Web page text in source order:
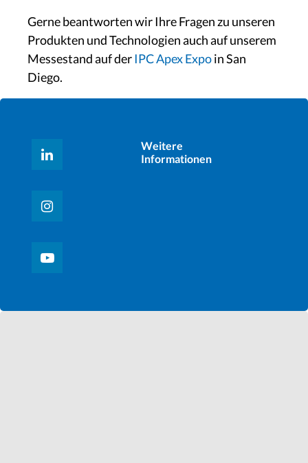
Gerne beantworten wir Ihre Fragen zu unseren
Produkten und Technologien auch auf unserem
Messestand auf derIPC Apex Expoin San
Diego.
Weitere
Informationen